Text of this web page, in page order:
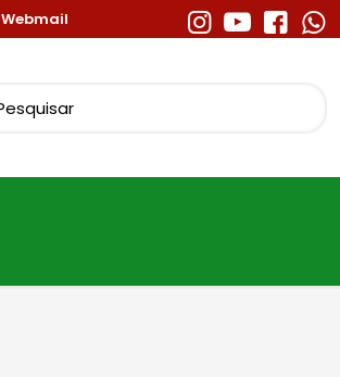
Webmail